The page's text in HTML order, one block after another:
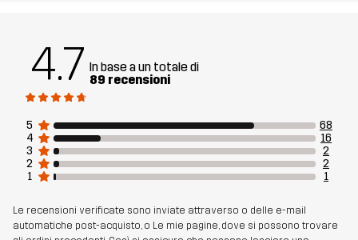
4.7 In base a un totale di
89 recensioni
5
68
4
16
3
2
2
2
1
1
Le recensioni verificate sono inviate attraverso o delle e-mail
automatiche post-acquisto, o Le mie pagine, dove si possono trovare